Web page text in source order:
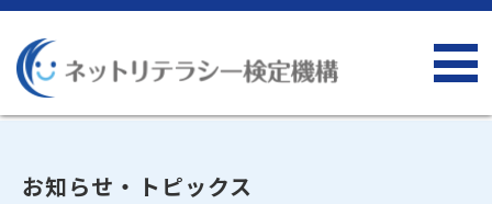
お知らせ・トピックス